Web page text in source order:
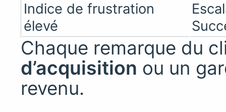
Indice de frustration
élevé
Chaque remarque du
d’acquisition ou un
revenu.